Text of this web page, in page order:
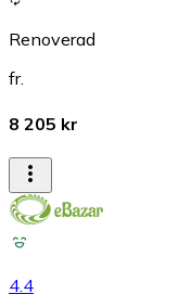
Renoverad
fr.
8 205 kr
4.4